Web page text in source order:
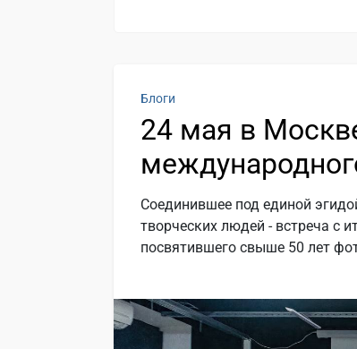
Блоги
24 мая в
Соединившее под единой
творческих людей - встреча с
посвятившего свыше 50 лет